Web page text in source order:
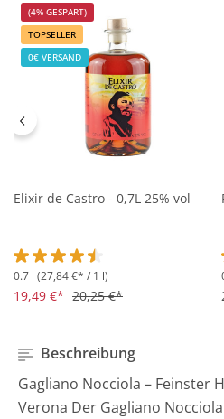
(4% GESPART)
TOPSELLER
0€ VERSAND
Elixir de Castro - 0,7L 25% vol
Durchschnittliche Bewertung von
0.7 l (27,84 €* / 1 l)
19,49 €* 20,25 €*
Beschreibung
Gagliano Nocciola – Feinster
Verona Der Gagliano